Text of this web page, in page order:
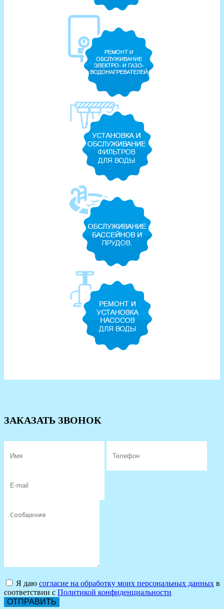
ЗАКАЗАТЬ ЗВОНОК
Я даю согласие на обработку моих персональных данных в
соответствии с Политикой конфиденциальности
ОТПРАВИТЬ